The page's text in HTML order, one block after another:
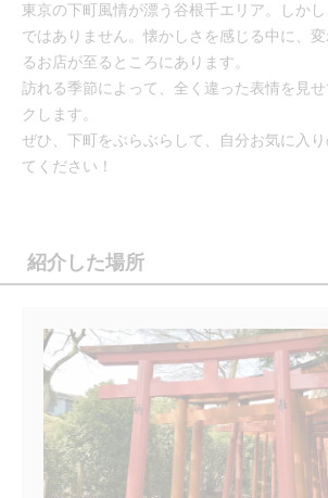
東京の下町風情が漂う谷根千エリア。しか
ではありません。懐かしさを感じる中に、
るお店が至るところにあります。
訪れる季節によって、全く違った表情を見
クします。
ぜひ、下町をぶらぶらして、自分お気に入
てください！
紹介した場所